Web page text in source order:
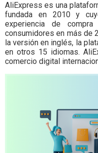
AliExpress es una
fundada en 2010 y
experiencia de
consumidores en más de
la versión en inglés, la
en otros 15 idiomas.
comercio digital